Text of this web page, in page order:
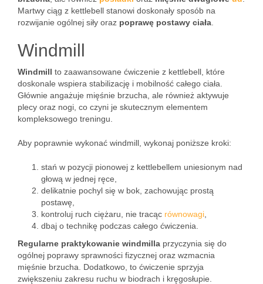
Martwy ciąg z kettlebell stanowi doskonały sposób na
rozwijanie ogólnej siły oraz poprawę postawy ciała
Windmill
Windmill to zaawansowane ćwiczenie z kettlebell, które
doskonale wspiera stabilizację i mobilność całego ciała.
Głównie angażuje mięśnie brzucha, ale również aktywuje
plecy oraz nogi, co czyni je skutecznym elementem
kompleksowego treningu.
Aby poprawnie wykonać windmill, wykonaj poniższe kroki:
stań w pozycji pionowej z kettlebellem uniesionym nad
głową w jednej ręce,
delikatnie pochyl się w bok, zachowując prostą
postawę,
kontroluj ruch ciężaru, nie tracąc równowagi
dbaj o technikę podczas całego ćwiczenia.
Regularne praktykowanie windmilla przyczynia się do
ogólnej poprawy sprawności fizycznej oraz wzmacnia
mięśnie brzucha. Dodatkowo, to ćwiczenie sprzyja
zwiększeniu zakresu ruchu w biodrach i kręgosłupie.